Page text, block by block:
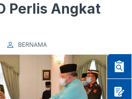
Perlis Angkat
BERNAMA